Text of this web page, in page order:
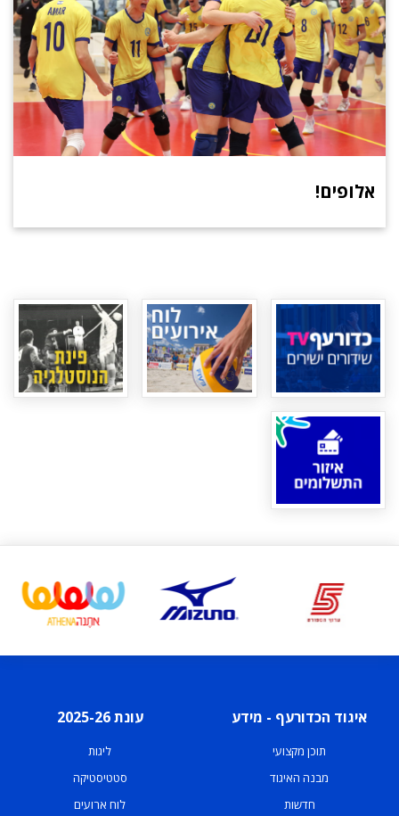
אלופים!
איגוד הכדורעף - מידע
תוכן מקצועי
מבנה האיגוד
חדשות
עונת 2025-26
ליגות
סטטיסטיקה
לוח ארועים